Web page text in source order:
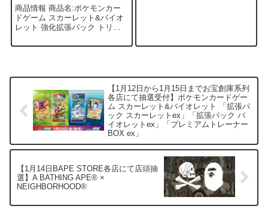
商品情報 商品名:ポケモンカー
ドゲーム スカーレット&バイオ
レット 強化拡張パック トリプ
（税込） 商品情報 3月10日発売
【1月12日から1月15日までお宝創庫系列
各店にて抽選受付】ポケモンカードゲー
ム スカーレット&バイオレット 「拡張パ
ック スカーレットex」「拡張パック バ
イオレットex」「プレミアムトレーナー
BOX ex」
【1月14日BAPE STORE各店にて店頭抽
選】A BATHING APE®︎ ×
NEIGHBORHOOD®︎